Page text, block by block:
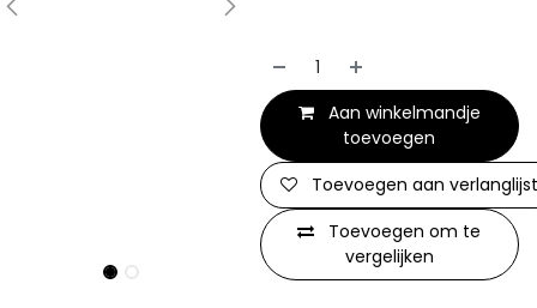
Aan winkelmandje
toevoegen
Toevoegen om te
vergelijken
Toevoegen aan verlanglijst